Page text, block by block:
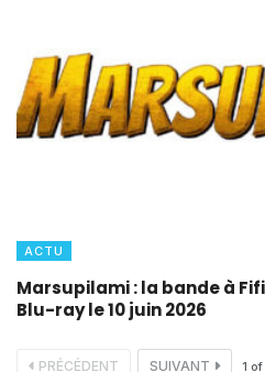
ACTU
Marsupilami : la bande à
Blu-ray le 10 juin 2026
PRÉCÉDENT SUIVANT 1 of